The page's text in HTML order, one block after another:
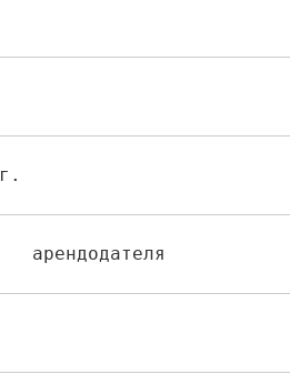
Август 2007 г.
арендодателя